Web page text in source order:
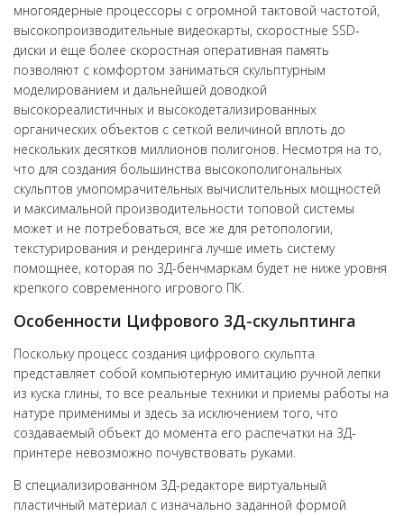
многоядерные процессоры с огромной тактовой частотой,
высокопроизводительные видеокарты, скоростные SSD-
диски и еще более скоростная оперативная память
позволяют с комфортом заниматься скульптурным
моделированием и дальнейшей доводкой
высокореалистичных и высокодетализированных
органических объектов с сеткой величиной вплоть до
нескольких десятков миллионов полигонов. Несмотря на то,
что для создания большинства высокополигональных
скульптов умопомрачительных вычислительных мощностей
и максимальной производительности топовой системы
может и не потребоваться, все же для ретопологии,
текстурирования и рендеринга лучше иметь систему
помощнее, которая по 3Д-бенчмаркам будет не ниже уровня
крепкого современного игрового ПК.
Особенности Цифрового 3Д-скульптинга
Поскольку процесс создания цифрового скульпта
представляет собой компьютерную имитацию ручной лепки
из куска глины, то все реальные техники и приемы работы на
натуре применимы и здесь за исключением того, что
создаваемый объект до момента его распечатки на 3Д-
принтере невозможно почувствовать руками.
В специализированном 3Д-редакторе виртуальный
пластичный материал с изначально заданной формой